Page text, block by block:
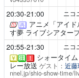
20:30-21:00 ニコ
再 アニメ「アイド
す夢 ライブシアター
20:55-21:30
ニコ
￥ 注 ！ シォータイム
レー放送 ゲスト： 近
nnel.jp/shio-show-time/